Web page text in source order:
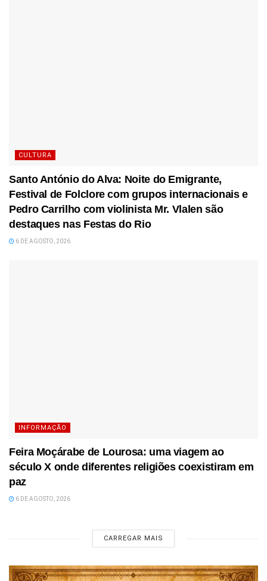
CULTURA
Santo António do Alva: Noite do Emigrante,
Festival de Folclore com grupos internacionais e
Pedro Carrilho com violinista Mr. Vlalen são
destaques nas Festas do Rio
6 DE AGOSTO, 2026
INFORMAÇÃO
Feira Moçárabe de Lourosa: uma viagem ao
século X onde diferentes religiões coexistiram em
paz
6 DE AGOSTO, 2026
CARREGAR MAIS